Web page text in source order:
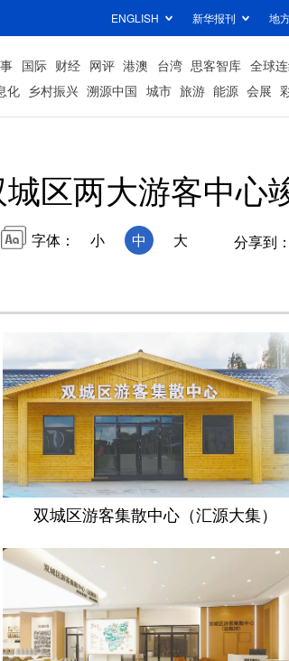
ENGLISH 新华报刊 地
国际 财经 网评 港澳 台湾 思客智库 全球
化 乡村振兴 溯源中国 城市 旅游 能源 会展
区两大游客中心
字体： 小 中 大 分享到：
双城区游客集散中心（汇源大集）